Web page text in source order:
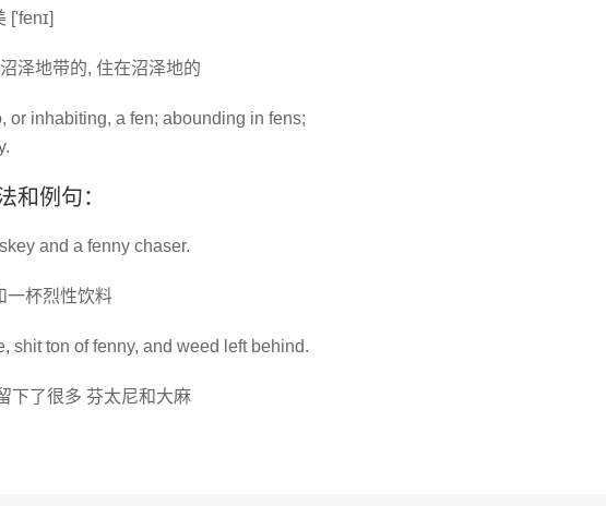
['fenɪ]
泽地带的, 住在沼泽地的
or inhabiting, a fen; abounding in fens;
和例句：
and a fenny chaser.
一杯烈性饮料
shit ton of fenny, and weed left behind.
下了很多 芬太尼和大麻